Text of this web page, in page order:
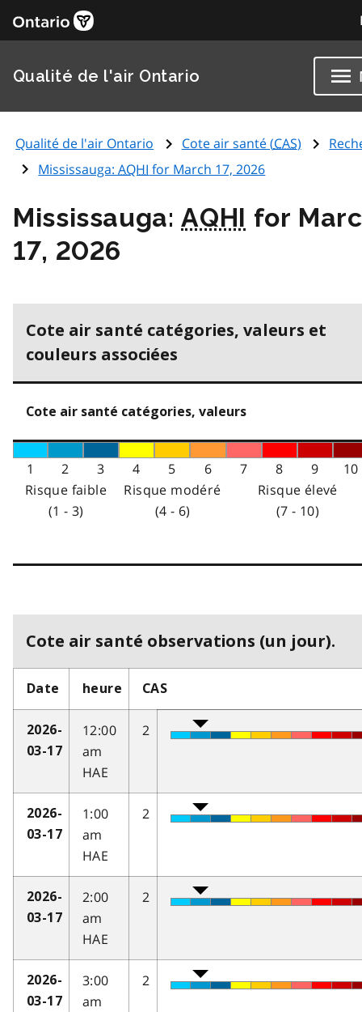
Qualité de l'air Ontario
Qualité de l'air Ontario Cote air santé (CAS)
Mississauga:AQHI for March 17, 2026
Mississauga:AQHI for
17, 2026
Cote air santé catégories, valeurs et
couleurs associées
Cote air santé catégories, valeurs
1 2 3 4 5 6 7 8 9
10
Risque faible
(1 - 3)
Risque modéré
(4 - 6)
Risque élevé
(7 - 10)
Cote air santé observations (un jour).
Date heure CAS
2026-
03-17
12:00
am
HAE
2
2026-
03-17
1:00
am
HAE
2
2026-
03-17
2:00
am
HAE
2
2026-
03-17
3:00
am
2